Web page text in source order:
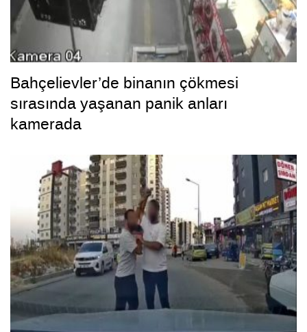
Bahçelievler’de binanın çökmesi
sırasında yaşanan panik anları
kamerada